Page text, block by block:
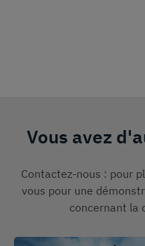
Vous avez
Contactez-nous : pour
vous pour une
concernant la